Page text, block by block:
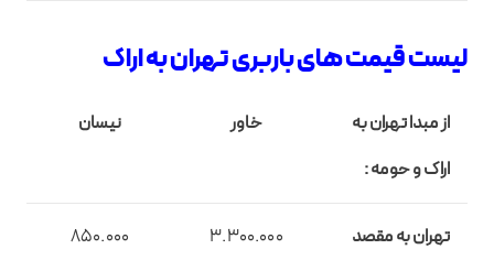
لیست قیمت های باربری تهران به اراک
از مبدا تهران به
اراک و حومه :
خاور نیسان
تهران به مقصد
3.300.000
850.000